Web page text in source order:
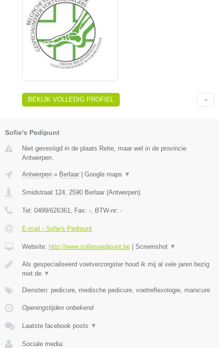
BEKIJK VOLLEDIG PROFIEL
Sofie's Pedipunt
Niet gevestigd in de plaats Retie, maar wel in de provincie
Antwerpen.
Antwerpen » Berlaar Google maps ▼
Smidstraat 124 2590 Berlaar (Antwerpen)
Tel: 0499/626361 , Fax: - , BTW-nr: -
E-mail › Sofie's Pedipunt
Website: http://www.sofiespedipunt.be Screenshot ▼
Als gespecialiseerd voetverzorgster houd ik mij al vele jaren bezig
met de ▼
Diensten: pedicure, medische pedicure, voetreflexologie, manicure
Openingstijden onbekend
Laatste facebook posts ▼
Sociale media: